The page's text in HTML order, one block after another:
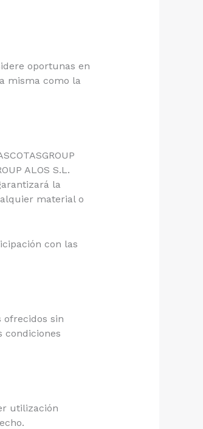
oportunas en
misma como la
ALOS S.L.
la
material o
con las
ofrecidos sin
condiciones
utilización